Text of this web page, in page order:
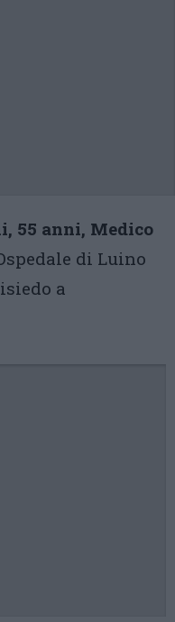
55 anni, Medico
di Luino
a